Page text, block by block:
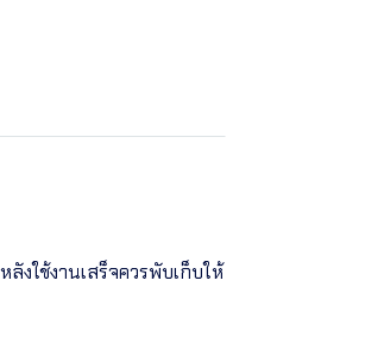
งใช้งานเสร็จควรพับเก็บให้